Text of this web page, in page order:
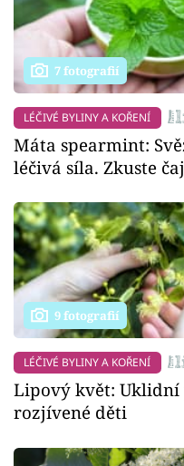
7 fotografií
LÉČIVÉ BYLINY A KOŘENÍ
Máta spearmint:
léčivá síla. Zkuste
9 fotografií
LÉČIVÉ BYLINY A KOŘENÍ
Lipový květ: Uklidní
rozjívené děti